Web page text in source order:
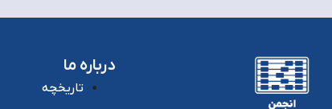
درباره ما
تاریخچه